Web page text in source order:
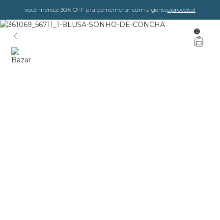
você merece 30% OFF pra comemorar com a genteaproveita!
0